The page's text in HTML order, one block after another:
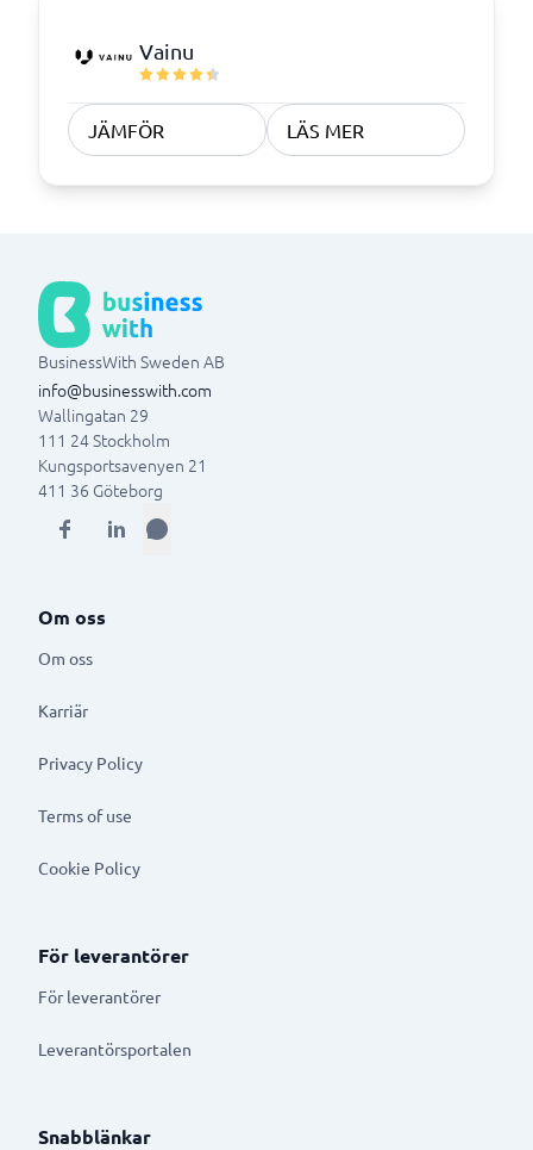
Vainu
JÄMFÖR LÄS MER
BusinessWith Sweden AB
info@businesswith.com
Wallingatan 29
111 24Stockholm
Kungsportsavenyen 21
411 36 Göteborg
Om oss
Om oss
Karriär
Privacy Policy
Terms of use
Cookie Policy
För leverantörer
För leverantörer
Leverantörsportalen
Snabblänkar